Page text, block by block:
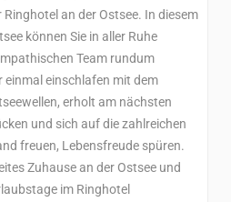
an der Ostsee. In diesem
können Sie in aller Ruhe
Team rundum
einmal einschlafen mit dem
erholt am nächsten
und sich auf die zahlreichen
freuen, Lebensfreude spüren.
Zuhause an der Ostsee und
im Ringhotel